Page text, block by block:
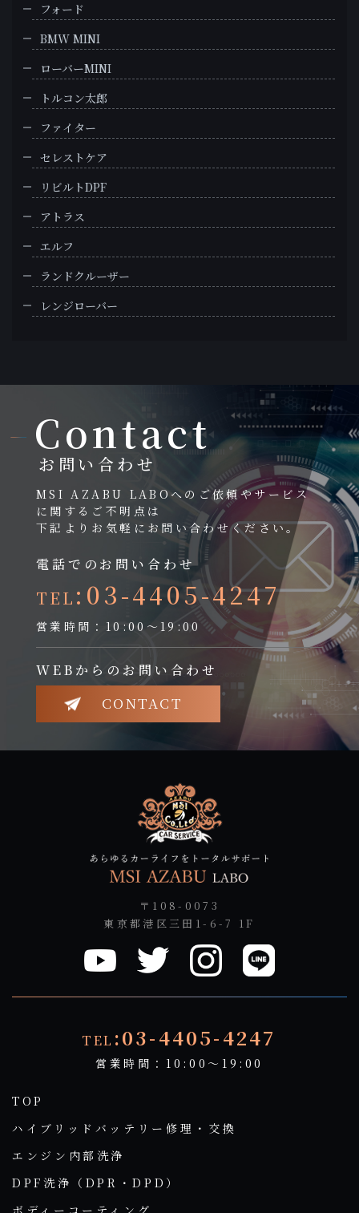
フォード
BMW MINI
ローバーMINI
トルコン太郎
ファイター
セレストケア
リビルトDPF
アトラス
エルフ
ランドクルーザー
レンジローバー
Contact
お問い合わせ
MSI AZABU LABOへのご依頼やサービス
に関するご不明点は
下記よりお気軽にお問い合わせください。
電話でのお問い合わせ
TEL :03-4405-4247
営業時間：10:00～19:00
WEBからのお問い合わせ
CONTACT
〒108-0073
東京都港区三田1-6-7 1F
TEL :03-4405-4247
営業時間：10:00～19:00
TOP
ハイブリッドバッテリー修理・交換
エンジン内部洗浄
DPF洗浄（DPR・DPD）
ボディーコーティング